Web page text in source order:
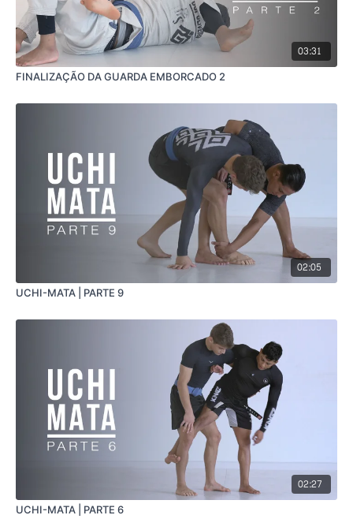
03:31
FINALIZAÇÃO DA GUARDA EMBORCADO 2
02:05
UCHI-MATA | PARTE 9
02:27
UCHI-MATA | PARTE 6